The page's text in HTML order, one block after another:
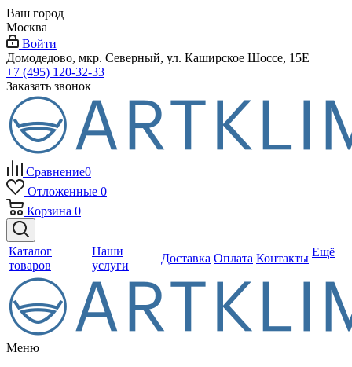
Ваш город
Москва
Войти
Домодедово, мкр. Северный, ул. Каширское Шоссе, 15Е
+7 (495) 120-32-33
Заказать звонок
Сравнение0
Отложенные 0
Корзина 0
Каталог
товаров
Наши
услуги
Доставка Оплата Контакты Ещё
Меню